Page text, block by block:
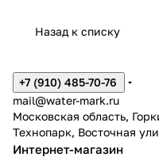
Назад к списку
+7 (910) 485-70-76
mail@water-mark.ru
Московская область,
Технопарк, Восточная
Интернет-магазин